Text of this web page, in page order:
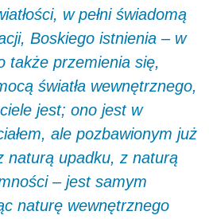
w pełni świadomą
Boskiego istnienia – w
także przemienia się,
światła wewnętrznego,
jest; ono jest w
ale pozbawionym już
naturą upadku, z naturą
– jest samym
naturę wewnętrznego